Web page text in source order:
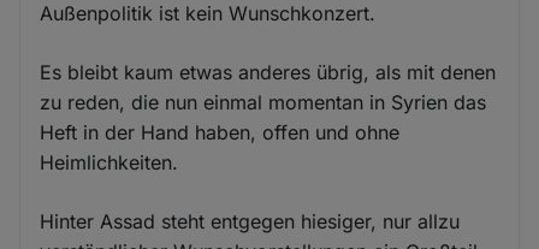
Außenpolitik ist kein Wunschkonzert.
Es bleibt kaum etwas anderes übrig, als mit denen
zu reden, die nun einmal momentan in Syrien das
Heft in der Hand haben, offen und ohne
Heimlichkeiten.
Hinter Assad steht entgegen hiesiger, nur allzu